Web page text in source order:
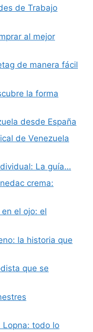
de Trabajo
al mejor
de manera fácil
la forma
desde España
de Venezuela
La guía…
crema:
el ojo: el
la historia que
que se
Lopna: todo lo